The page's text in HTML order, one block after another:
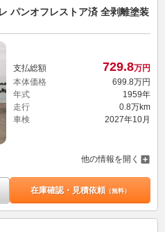
パンオフレストア済 全剥離塗装
支払総額 729.8万円
本体価格
699.8万円
年式
1959年
走行
0.8万km
車検
2027年10月
他の情報を開く
在庫確認・見積依頼（無料）